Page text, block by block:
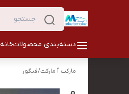
دسته‌بندی محصولاتخانه
مارکت ٱ مارکت/فیگور